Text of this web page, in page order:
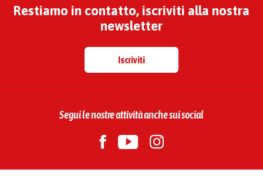
Restiamo in contatto, iscriviti alla nostra
newsletter
Iscriviti
Segui le nostre attività anche sui social